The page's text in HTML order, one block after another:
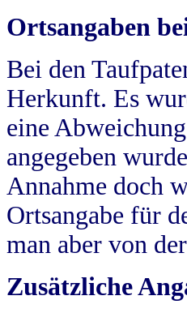
Ortsangaben
Bei den
Herkunft. Es
eine
angegeben
Annahme doch
Ortsangabe für
man aber von
Zusätzliche